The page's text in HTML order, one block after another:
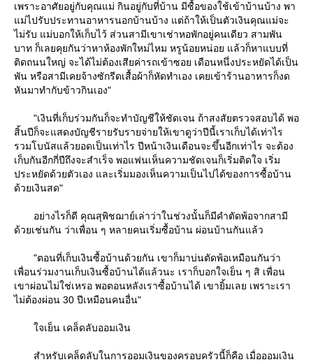
เพราะอาศัยอยู่กับคุณแม่ กินอยู่กับที่บ้าน มีซื้อของใช้เข้าบ้านบ้าง พา
ม่ไปรับประทานอาหารนอกบ้านบ้าง แต่ถ้าให้เป็นตัวเงินคุณแม่จะ
ไม่รับ แม่บอกให้เก็บไว้ ส่วนสามีเขาเช่าหอพักอยู่คนเดียว สามพัน
บาท ก็เลยคุยกันว่าหาห้องพักใหม่ไหม หรูน้อยหน่อย แล้วก็หาแบบที่
ติดถนนใหญ่ จะได้ไม่ต้องเสียค่ารถเข้าซอย เดือนหนึ่งประหยัดได้เป็น
พัน หรือสามีเคยจ้างซักรีดเสื้อผ้าก็หัดทำเอง เคยเข้าร้านอาหารก็งด
หันมาทำกับข้าวกินเอง"
"เงินที่เก็บร่วมกันก็จะทำบัญชีให้ชัดเจน ถ้าสงสัยตรวจสอบได้ พอ
สิ้นปีก็จะแสดงบัญชีรายรับรายจ่ายให้เขาดูว่าปีนี้เราเก็บได้เท่าไร
รวมโบนัสแล้วยอดเป็นเท่าไร ปีหน้าเงินเดือนจะขึ้นอีกเท่าไร จะต้อง
เก็บกันอีกกี่ปีถึงจะสำเร็จ พอแฟนเห็นความชัดเจนก็เริ่มติดใจ เริ่ม
ประหยัดด้วยตัวเอง และเริ่มมองเห็นความเป็นไปได้ของการซื้อบ้าน
ด้วยเงินสด"
อย่างไรก็ดี คุณสุพิชฌาย์เล่าว่าในช่วงนั้นก็มีคำตัดพ้อจากสามี
ด้วยเช่นกัน ว่าเพื่อน ๆ หลายคนเริ่มซื้อบ้าน ผ่อนบ้านกันแล้ว
"ตอนที่เก็บเงินซื้อบ้านด้วยกัน เขาก็มาบ่นตัดพ้อเหมือนกันว่า
เพื่อนร่วมงานเก็บเงินซื้อบ้านได้แล้วนะ เราก็บอกใจเย็น ๆ สิ เพื่อน
เขาผ่อนไม่ใช่เหรอ พอตอนหลังเราซื้อบ้านได้ เขายิ้มเลย เพราะเรา
ไม่ต้องผ่อน 30 ปีเหมือนคนอื่น"
จเย็น เคล็ดลับออมเงิน
สำหรับเคล็ดลับในการออมเงินของครอบครัวนี้ก็คือ เมื่อออมเงิน